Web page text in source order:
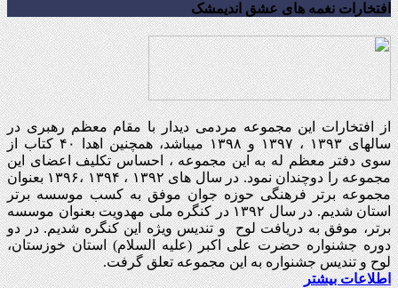
افتخارات نغمه های عشق اندیمشک
از افتخارات این مجموعه مردمی دیدار با مقام معظم رهبری در
سالهای ۱۳۹۳ ، ۱۳۹۷ و ۱۳۹۸ میباشد، همچنین اهدا ۴۰ کتاب از
سوی دفتر معظم له به این مجموعه ، احساس تکلیف اعضای این
مجموعه را دوچندان نمود. در سال های ۱۳۹۲ ، ۱۳۹۴ ،۱۳۹۶ بعنوان
مجموعه برتر فرهنگی حوزه جوان موفق به کسب موسسه برتر
استان شدیم. در سال ۱۳۹۲ در کنگره ملی مهدویت بعنوان موسسه
برتر، موفق به دریافت لوح و تندیس ویژه این کنگره شدیم. در دو
دوره جشنواره حضرت علی اکبر (علیه السلام) استان خوزستان،
لوح و تندیس جشنواره به این مجموعه تعلق گرفت.
اطلاعات بیشتر